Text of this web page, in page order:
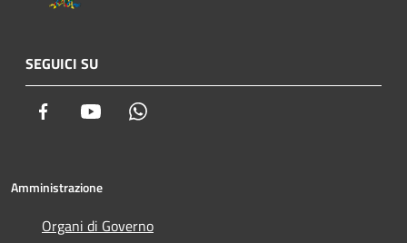
SEGUICI SU
Facebook Youtube
Amministrazione
Organi di Governo